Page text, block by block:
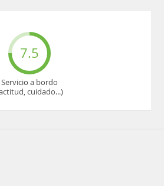
7.5
Servicio a bordo
cuidado...)